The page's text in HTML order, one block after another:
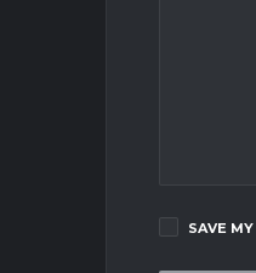
SAVE